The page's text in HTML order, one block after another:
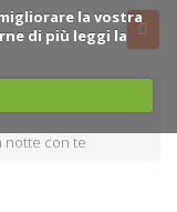
la vostra
di più leggi la
notte con te